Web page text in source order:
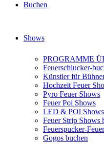
Buchen
Shows
PROGRAMME
Feuerschlucker-
Künstler für
Hochzeit Feuer
Pyro Feuer Shows
Feuer Poi Shows
LED & POI Shows
Feuer Strip Shows
Feuerspucker-
Gogos buchen